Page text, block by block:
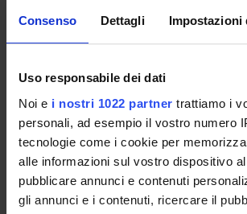
Consenso Dettagli Impostazioni
Uso responsabile dei dati
Noi e i nostri 1022 partner trattiamo i
personali, ad esempio il vostro numero
tecnologie come i cookie per
alle informazioni sul vostro dispositivo
pubblicare annunci e contenuti
gli annunci e i contenuti, ricercare il
Matteo Cristani
Associate Professor
RESEARCH AREAS INVOLVED IN THE
Intelligenza Artificiale
Artificial intelligence